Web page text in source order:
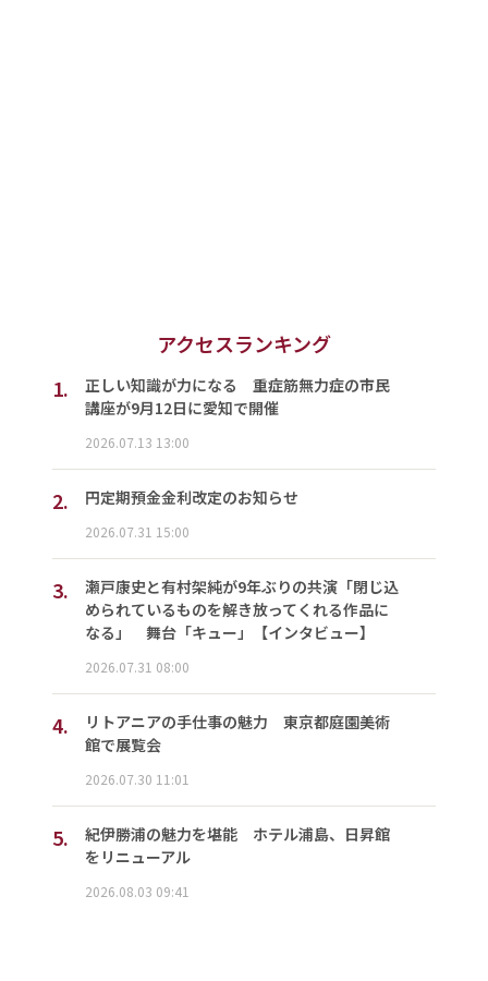
アクセスランキング
1.
正しい知識が力になる 重症筋無力症の市民
講座が9月12日に愛知で開催
2026.07.13 13:00
2. 円定期預金金利改定のお知らせ
2026.07.31 15:00
3.
瀬戸康史と有村架純が9年ぶりの共演「閉じ込
められているものを解き放ってくれる作品に
なる」 舞台「キュー」【インタビュー】
2026.07.31 08:00
4.
リトアニアの手仕事の魅力 東京都庭園美術
館で展覧会
2026.07.30 11:01
5.
紀伊勝浦の魅力を堪能 ホテル浦島、日昇館
をリニューアル
2026.08.03 09:41